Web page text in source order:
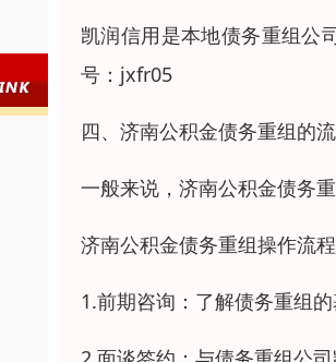
凯润信用是本地债务重组公
号：jxfr05
四、济南公积金债务重组的
一般来说，济南公积金债务
济南公积金债务重组操作流程
1.前期咨询：了解债务重组